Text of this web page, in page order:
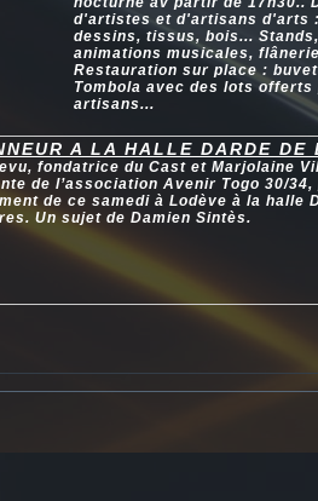
d'artistes et d'artisans d'arts
dessins, tissus, bois...
animations musicales,
Restauration sur place :
Tombola avec des lots
artisans...
A LA HALLE DARDE DE
fondatrice du Cast et Marjolaine
de l’association Avenir Togo 30/
de ce samedi à Lodève à la halle
Un sujet de Damien Sintès.